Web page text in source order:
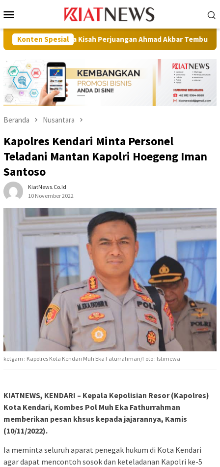
ke
Mobile
Konten Spesial
Kisah Perjuangan Ahmad Akbar Tembus Keterbatasan
Beranda Nusantara
Kapolres Kendari Minta Personel
Teladani Mantan Kapolri Hoegeng Iman
Santoso
KiatNews.co.id
10 November 2022
ketgam : Kapolres Kota Kendari Muh Eka Faturrahman/Foto : Istimewa
KIATNEWS, KENDARI – Kepala Kepolisian Resor (Kapolres)
Kota Kendari, Kombes Pol Muh Eka Fathurrahman
memberikan pesan khsus kepada jajarannya, Kamis
(10/11/2022).
Ia meminta seluruh aparat penegak hukum di Kota Kendari
agar dapat mencontoh sosok dan keteladanan Kapolri ke-5